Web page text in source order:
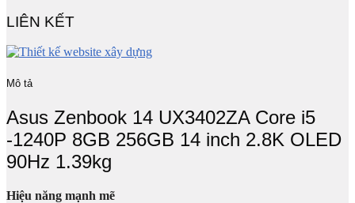
LIÊN KẾT
Mô tả
Asus Zenbook 14 UX3402ZA Core i5
-1240P 8GB 256GB 14 inch 2.8K OLED
90Hz 1.39kg
Hiệu năng mạnh mẽ